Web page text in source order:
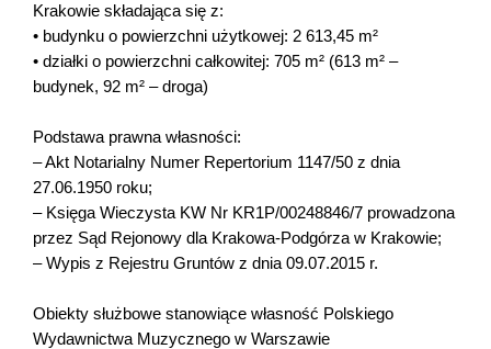
Krakowie składająca się z:
• budynku o powierzchni użytkowej: 2 613,45 m²
• działki o powierzchni całkowitej: 705 m² (613 m² –
budynek, 92 m² – droga)
Podstawa prawna własności:
– Akt Notarialny Numer Repertorium 1147/50 z dnia
27.06.1950 roku;
– Księga Wieczysta KW Nr KR1P/00248846/7 prowadzona
przez Sąd Rejonowy dla Krakowa-Podgórza w Krakowie;
– Wypis z Rejestru Gruntów z dnia 09.07.2015 r.
Obiekty służbowe stanowiące własność Polskiego
Wydawnictwa Muzycznego w Warszawie